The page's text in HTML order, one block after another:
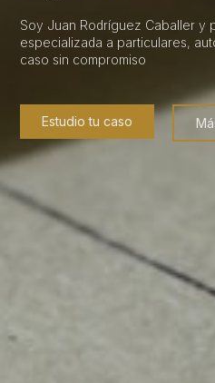
Soy Juan Rodríguez Caballer y
especializada a particulares,
caso sin compromiso
Estudio tu caso